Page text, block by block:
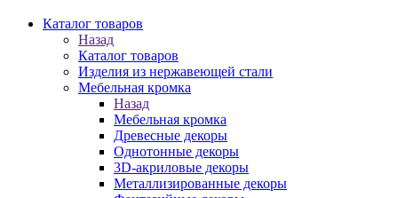
Каталог товаров
Назад
Каталог товаров
Изделия из нержавеющей стали
Мебельная кромка
Назад
Мебельная кромка
Древесные декоры
Однотонные декоры
3D-акриловые декоры
Металлизированные декоры